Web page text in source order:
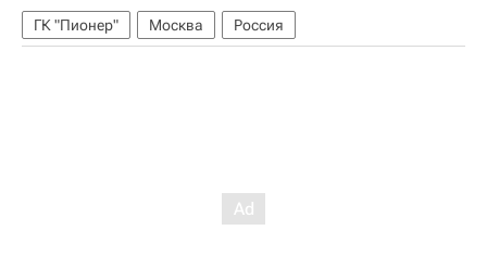
ГК "Пионер" Москва Россия